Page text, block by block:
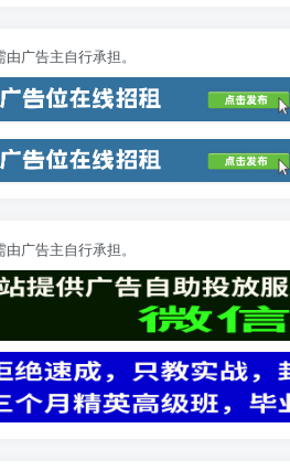
广告主自行承担。
广告主自行承担。